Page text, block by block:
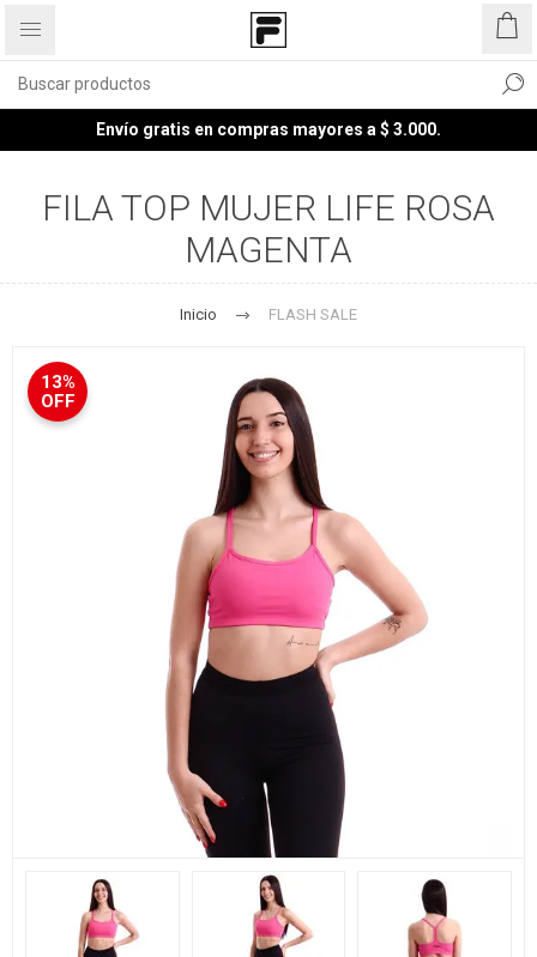
Envío gratis en compras mayores a $ 3.000.
FILA TOP MUJER LIFE ROSA
MAGENTA
Inicio FLASH SALE
13%
OFF